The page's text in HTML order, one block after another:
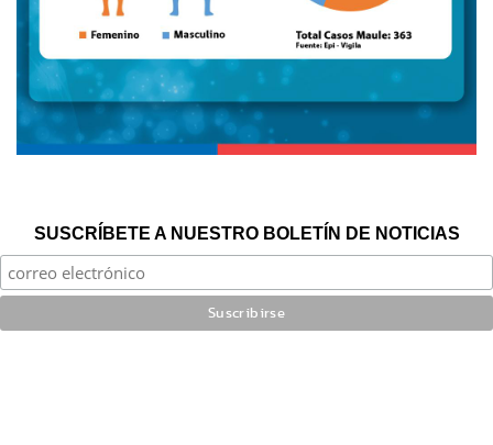
SUSCRÍBETE A NUESTRO BOLETÍN DE NOTICIAS